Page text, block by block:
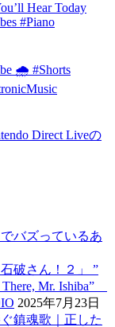
Hear Today
#Piano
🌧️ #Shorts
Direct Liveの
バズっているあ
破さん！２」 ”
Mr. Ishiba”
2025年7月23日
鎮魂歌｜正した